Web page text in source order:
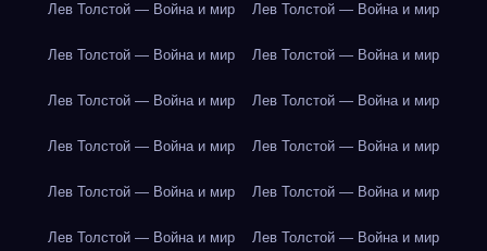
Лев Толстой — Война и мир Лев Толстой — Война и мир
Лев Толстой — Война и мир Лев Толстой — Война и мир
Лев Толстой — Война и мир Лев Толстой — Война и мир
Лев Толстой — Война и мир Лев Толстой — Война и мир
Лев Толстой — Война и мир Лев Толстой — Война и мир
Лев Толстой — Война и мир Лев Толстой — Война и мир